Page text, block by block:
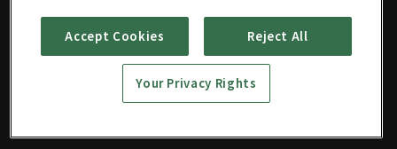
핸섬을 찾
11/12/2024 • 1시간 3분
PREMIUM
영복, 사치
코
11/26/2024 • 1시간 8분
PREMIUM
모퉁이를
돌면
12/03/2024 • 1시간 5분
PREMIUM
발바닥이
Accept Cookies Reject All
Your Privacy Rights